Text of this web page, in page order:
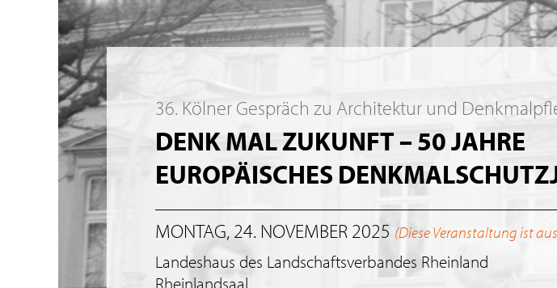
36. Kölner Gespräch zu Architektur und
DENK MAL ZUKUNFT – 50 JAHRE
EUROPÄISCHES
MONTAG, 24. NOVEMBER 2025 (Diese Veranstaltung ist
Landeshaus des Landschaftsverbandes Rheinland
Rheinlandsaal